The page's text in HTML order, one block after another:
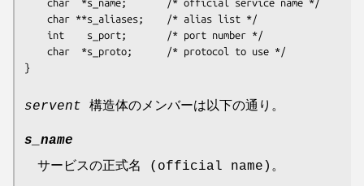
servent 構造体のメンバーは以下の通り。
s_name
サービスの正式名 (official name)。